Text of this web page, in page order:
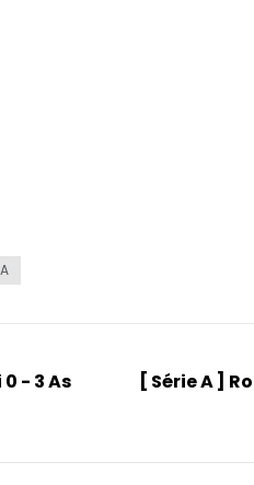
- 3 As
[ Série A ]